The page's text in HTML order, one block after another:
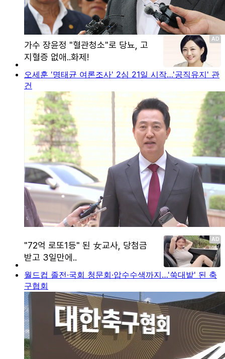
오세훈 '명태균 여론조사' 2심 21일 시작…'공직유지' 관
건
월드컵 졸전·국회 청문회·압수수색까지…'쑥대밭' 된 축
구협회